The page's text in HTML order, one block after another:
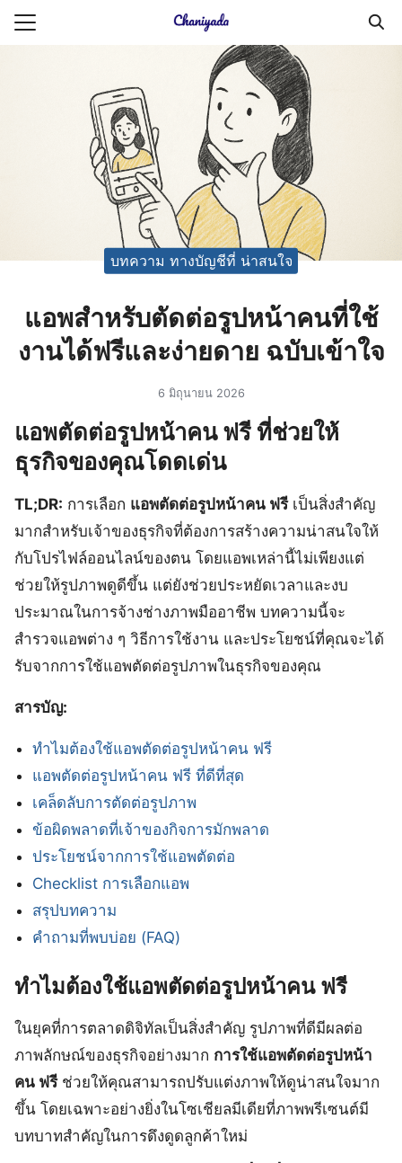
Skip
ยความเป็นส่วนตัว
ญชี (Accounting service)
ญชี (Accounting
บทความ ทางบัญชีที่ น่าสนใจ
แอพสำหรับตัดต่อรูปหน้าคนที่ใช้
งานได้ฟรีและง่ายดาย ฉบับเข้าใจ
6 มิถุนายน 2026
แอพตัดต่อรูปหน้าคน ฟรี ที่ช่วยให้
ธุรกิจของคุณโดดเด่น
TL;DR: การเลือก แอพตัดต่อรูปหน้าคน ฟรีเป็นสิ่งสำคัญ
มากสำหรับเจ้าของธุรกิจที่ต้องการสร้างความน่าสนใจให้
กับโปรไฟล์ออนไลน์ของตน โดยแอพเหล่านี้ไม่เพียงแต่
ช่วยให้รูปภาพดูดีขึ้น แต่ยังช่วยประหยัดเวลาและงบ
ประมาณในการจ้างช่างภาพมืออาชีพ บทความนี้จะ
สำรวจแอพต่าง ๆ วิธีการใช้งาน และประโยชน์ที่คุณจะได้
รับจากการใช้แอพตัดต่อรูปภาพในธุรกิจของคุณ
สารบัญ:
ทำไมต้องใช้แอพตัดต่อรูปหน้าคน ฟรี
แอพตัดต่อรูปหน้าคน ฟรี ที่ดีที่สุด
เคล็ดลับการตัดต่อรูปภาพ
ข้อผิดพลาดที่เจ้าของกิจการมักพลาด
ประโยชน์จากการใช้แอพตัดต่อ
Checklist การเลือกแอพ
สรุปบทความ
คำถามที่พบบ่อย (FAQ)
ทำไมต้องใช้แอพตัดต่อรูปหน้าคน ฟรี
ในยุคที่การตลาดดิจิทัลเป็นสิ่งสำคัญ รูปภาพที่ดีมีผลต่อ
ภาพลักษณ์ของธุรกิจอย่างมาก การใช้แอพตัดต่อรูปหน้า
คน ฟรีช่วยให้คุณสามารถปรับแต่งภาพให้ดูน่าสนใจมาก
ขึ้น โดยเฉพาะอย่างยิ่งในโซเชียลมีเดียที่ภาพพรีเซนต์มี
บทบาทสำคัญในการดึงดูดลูกค้าใหม่